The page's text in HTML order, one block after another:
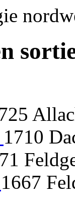
1710
1667